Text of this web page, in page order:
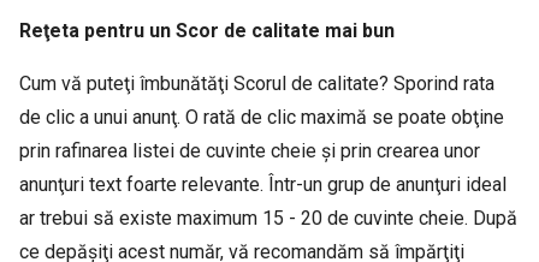
Reţeta pentru un Scor de calitate mai bun
Cum vă puteţi îmbunătăţi Scorul de calitate? Sporind rata
de clic a unui anunţ. O rată de clic maximă se poate obţine
prin rafinarea listei de cuvinte cheie şi prin crearea unor
anunţuri text foarte relevante. Într-un grup de anunţuri ideal
ar trebui să existe maximum 15 - 20 de cuvinte cheie. După
ce depăşiţi acest număr, vă recomandăm să împărţiţi